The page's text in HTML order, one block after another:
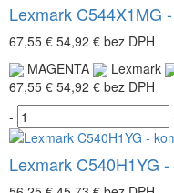
Lexmark C544X1MG
67,55 € 54,92 € bez DPH
MAGENTA
Lexmark
67,55 € 54,92 € bez DPH
-
Lexmark C540H1YG